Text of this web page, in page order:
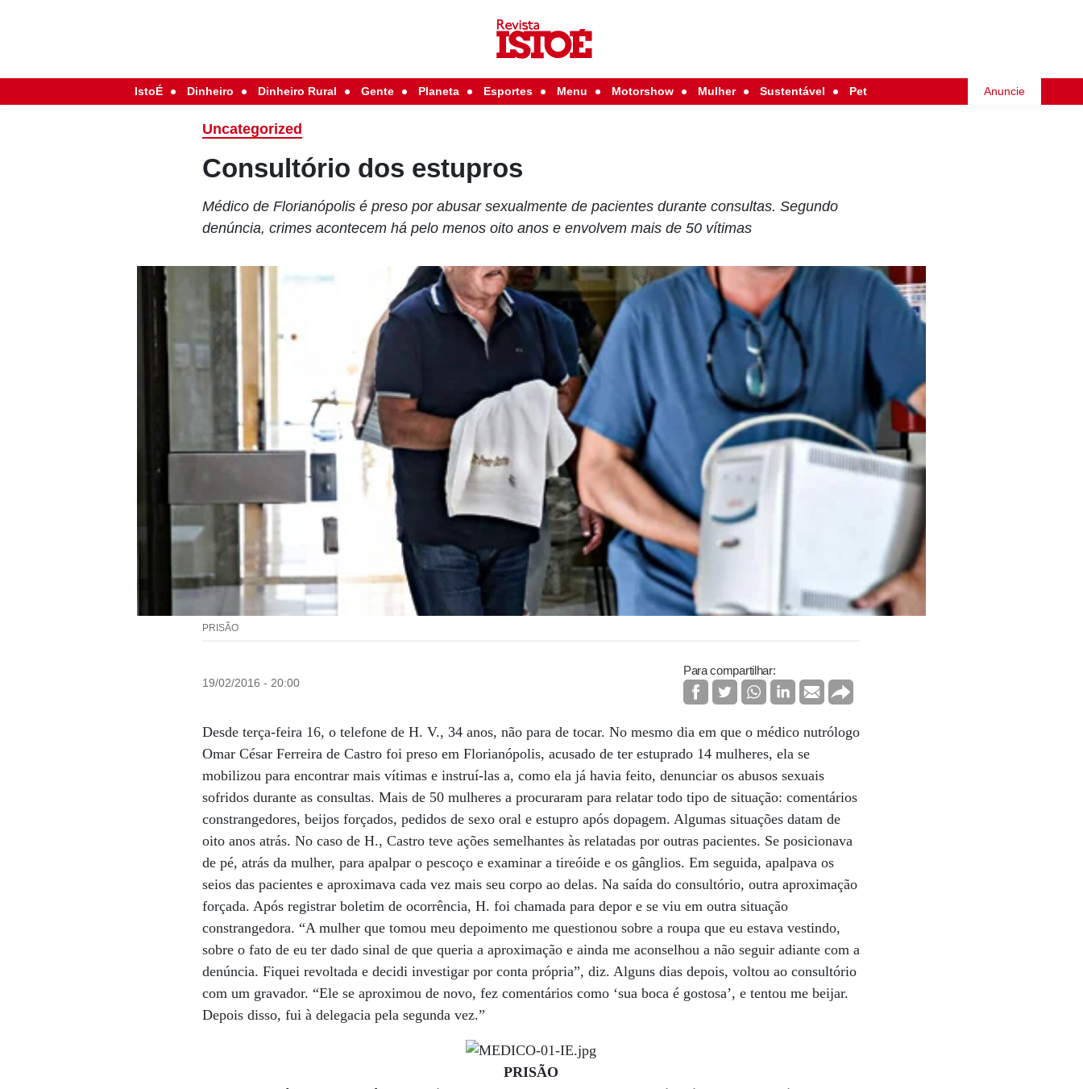
IstoÉ Dinheiro Dinheiro Rural Gente Planeta Esportes Menu Motorshow Mulher Sustentável Pet Anuncie
Uncategorized
Consultório dos estupros
Médico de Florianópolis é preso por abusar sexualmente de pacientes durante consultas. Segundo
denúncia, crimes acontecem há pelo menos oito anos e envolvem mais de 50 vítimas
PRISÃO
19/02/2016 - 20:00
Para compartilhar:
Desde terça-feira 16, o telefone de H. V., 34 anos, não para de tocar. No mesmo dia em que o médico nutrólogo
Omar César Ferreira de Castro foi preso em Florianópolis, acusado de ter estuprado 14 mulheres, ela se
mobilizou para encontrar mais vítimas e instruí-las a, como ela já havia feito, denunciar os abusos sexuais
sofridos durante as consultas. Mais de 50 mulheres a procuraram para relatar todo tipo de situação: comentários
constrangedores, beijos forçados, pedidos de sexo oral e estupro após dopagem. Algumas situações datam de
oito anos atrás. No caso de H., Castro teve ações semelhantes às relatadas por outras pacientes. Se posicionava
de pé, atrás da mulher, para apalpar o pescoço e examinar a tireóide e os gânglios. Em seguida, apalpava os
seios das pacientes e aproximava cada vez mais seu corpo ao delas. Na saída do consultório, outra aproximação
forçada. Após registrar boletim de ocorrência, H. foi chamada para depor e se viu em outra situação
constrangedora. “A mulher que tomou meu depoimento me questionou sobre a roupa que eu estava vestindo,
sobre o fato de eu ter dado sinal de que queria a aproximação e ainda me aconselhou a não seguir adiante com a
denúncia. Fiquei revoltada e decidi investigar por conta própria”, diz. Alguns dias depois, voltou ao consultório
com um gravador. “Ele se aproximou de novo, fez comentários como ‘sua boca é gostosa’, e tentou me beijar.
Depois disso, fui à delegacia pela segunda vez.”
PRISÃO